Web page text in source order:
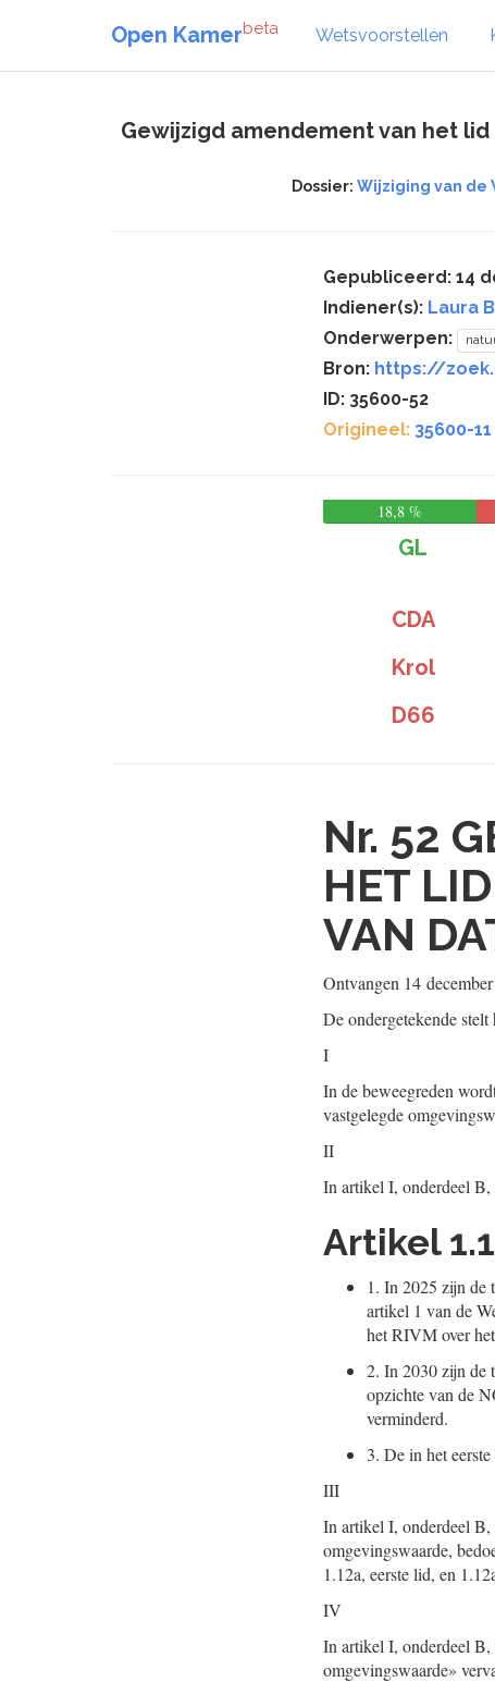
Open Kamerbeta Wetsvoorstellen
Gewijzigd amendement van het
Dossier: Wijziging van de
Gepubliceerd: 14
Indiener(s): Laura
Onderwerpen:
Bron: https://
ID: 35600-52
Origineel: 35600-11
18,8 %
GL
CDA
Krol
D66
Nr. 52
HET
VAN
Ontvangen 14
De ondergetekende
I
In de beweegreden
vastgelegde
II
In artikel I, onderdeel B,
Artikel
1. In 2025 zijn de
artikel 1 van de
het RIVM over
2. In 2030 zijn de
opzichte van de
verminderd.
3. De in het
III
In artikel I, onderdeel B,
omgevingswaarde,
1.12a, eerste lid, en
IV
In artikel I, onderdeel B,
omgevingswaarde»